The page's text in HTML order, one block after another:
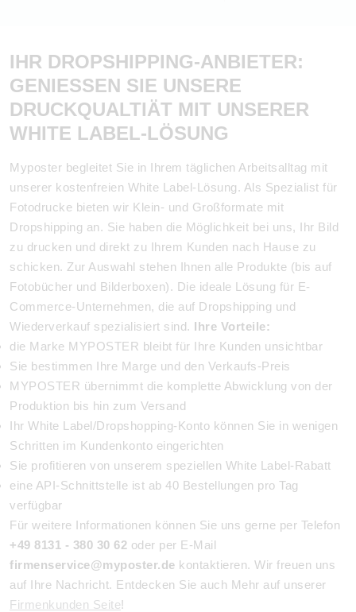
IHR DROPSHIPPING-ANBIETER:
GENIESSEN SIE UNSERE D
RUCKQUALTIÄT MIT UNSERER W
HITE LABEL-LÖSUNG
Myposter begleitet Sie in Ihrem täglichen Arbeitsalltag mit
unserer kostenfreien White Label-Lösung. Als Spezialist für
Fotodrucke bieten wir Klein- und Großformate mit
Dropshipping an. Sie haben die Möglichkeit bei uns, Ihr Bild
zu drucken und direkt zu Ihrem Kunden nach Hause zu
schicken. Zur Auswahl stehen Ihnen alle Produkte (bis auf
Fotobücher und Bilderboxen). Die ideale Lösung für E-
Commerce-Unternehmen, die auf Dropshipping und
Wiederverkauf spezialisiert sind. Ihre Vorteile:
die Marke MYPOSTER bleibt für Ihre Kunden unsichtbar
Sie bestimmen Ihre Marge und den Verkaufs-Preis
MYPOSTER übernimmt die komplette Abwicklung von der
Produktion bis hin zum Versand
Ihr White Label/Dropshopping-Konto können Sie in wenigen
Schritten im Kundenkonto eingerichten
Sie profitieren von unserem speziellen White Label-Rabatt
eine API-Schnittstelle ist ab 40 Bestellungen pro Tag
verfügbar
Für weitere Informationen können Sie uns gerne per Telefon
+49 8131 - 380 30 62 oder per E-Mail
firmenservice@myposter.de kontaktieren. Wir freuen uns
auf Ihre Nachricht. Entdecken Sie auch Mehr auf unserer
Firmenkunden Seite!